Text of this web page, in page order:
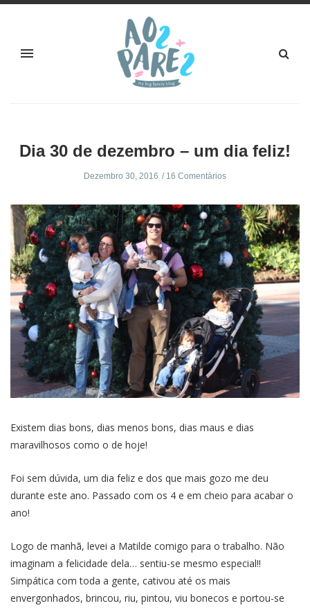
Dia 30 de dezembro – um dia feliz!
Dezembro 30, 2016 16 Comentários
Existem dias bons, dias menos bons, dias maus e dias
maravilhosos como o de hoje!
Foi sem dúvida, um dia feliz e dos que mais gozo me deu
durante este ano. Passado com os 4 e em cheio para acabar o
ano!
Logo de manhã, levei a Matilde comigo para o trabalho. Não
imaginam a felicidade dela… sentiu-se mesmo especial!!
Simpática com toda a gente, cativou até os mais
envergonhados, brincou, riu, pintou, viu bonecos e portou-se